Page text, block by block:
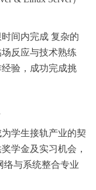
间内完成 复杂的
场反应与技术熟练
验，成功完成挑
学生接轨产业的契
奖学金及 实习机会 ，
络与系统整合专业